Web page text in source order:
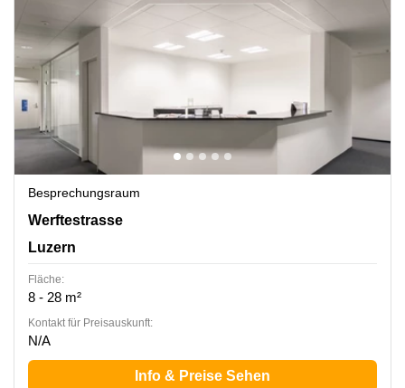
Besprechungsraum
Werftestrasse 4, Luzern
Werftestrasse
Luzern
Fläche:
8 - 28 m²
Kontakt für Preisauskunft:
N/A
Info & Preise Sehen